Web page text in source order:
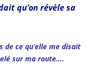
qu’on révèle sa
de ce qu’elle me disait
sur ma route….